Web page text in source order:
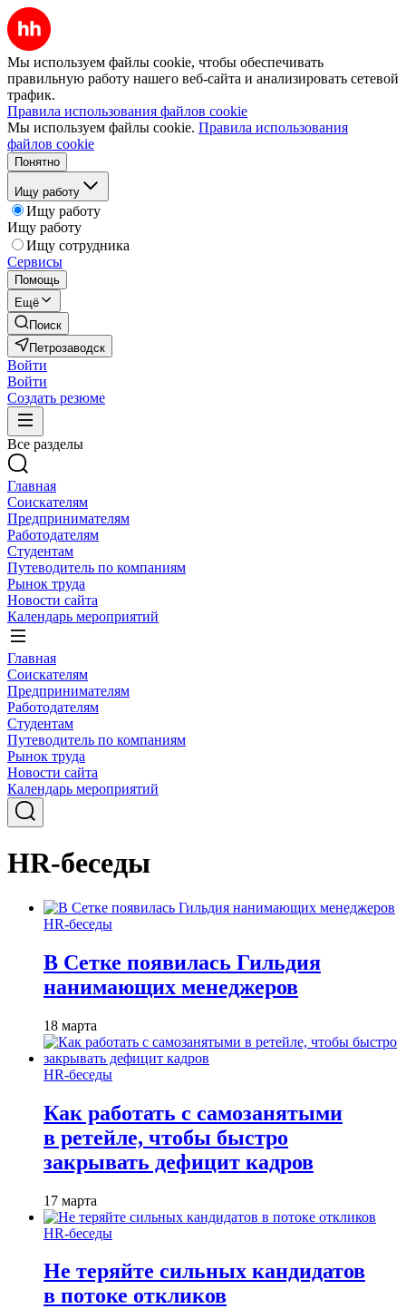
Мы используем файлы cookie, чтобы обеспечивать
правильную работу нашего веб-сайта и анализировать сетевой
трафик.
Правила использования файлов cookie
Мы используем файлы cookie. Правила использования
файлов cookie
Понятно
Ищу работу
Ищу работу
Ищу работу
Ищу сотрудника
Сервисы
Помощь
Ещё
Поиск
Петрозаводск
Войти
Войти
Создать резюме
Все разделы
Главная
Соискателям
Предпринимателям
Работодателям
Студентам
Путеводитель по компаниям
Рынок труда
Новости сайта
Календарь мероприятий
Главная
Соискателям
Предпринимателям
Работодателям
Студентам
Путеводитель по компаниям
Рынок труда
Новости сайта
Календарь мероприятий
HR-беседы
HR-беседы
В Сетке появилась Гильдия
нанимающих менеджеров
18 марта
HR-беседы
Как работать с самозанятыми
в ретейле, чтобы быстро
закрывать дефицит кадров
17 марта
HR-беседы
Не теряйте сильных кандидатов
в потоке откликов